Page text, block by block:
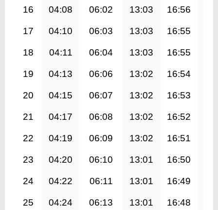
16 04:08 06:02 13:03 16:56
17 04:10 06:03 13:03 16:55
18 04:11 06:04 13:03 16:55
19 04:13 06:06 13:02 16:54
20 04:15 06:07 13:02 16:53
21 04:17 06:08 13:02 16:52
22 04:19 06:09 13:02 16:51
23 04:20 06:10 13:01 16:50
24 04:22 06:11 13:01 16:49
25 04:24 06:13 13:01 16:48